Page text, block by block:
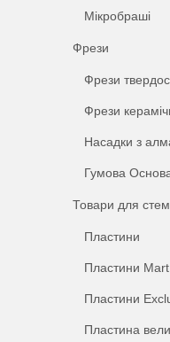
Мікробраші
Фрези
Фрези
Фрези
Насадки з
Гумова
Товари для
Пластини
Пластини Mart
Пластини
Пластина